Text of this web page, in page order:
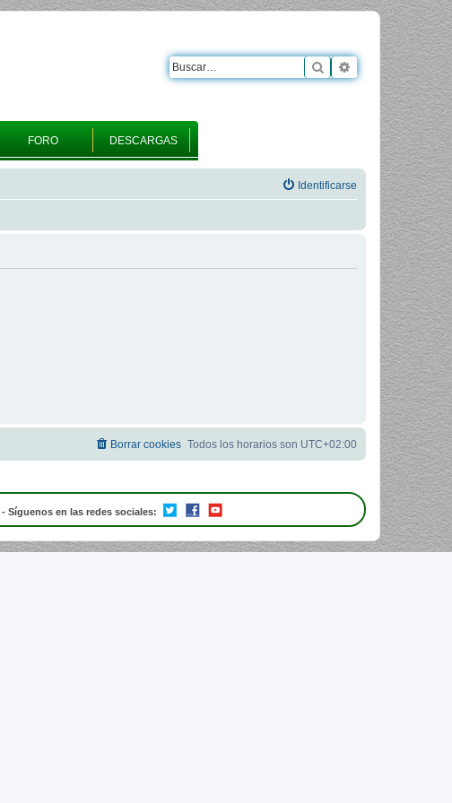
FORO DESCARGAS
Buscar Búsqueda
Identificarse
Todos los horarios son UTC+02:00
Borrar cookies
- Síguenos en las redes sociales: